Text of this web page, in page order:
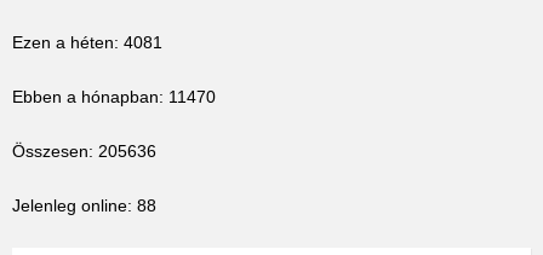
Ezen a héten: 4081
Ebben a hónapban: 11470
Összesen: 205636
Jelenleg online: 88